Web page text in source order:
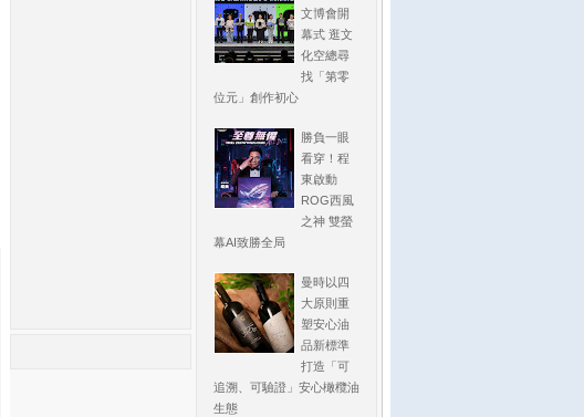
文博會開
幕式 逛文
化空總尋
找「第零
位元」創作初心
勝負一眼
看穿！程
東啟動
ROG西風
之神 雙螢
幕AI致勝全局
曼時以四
大原則重
塑安心油
品新標準
打造「可
追溯、可驗證」安心橄欖油
生態